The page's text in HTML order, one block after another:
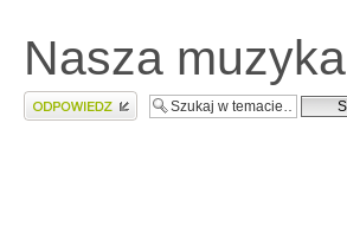
Nasza muzyka
Wyślij odpowiedź